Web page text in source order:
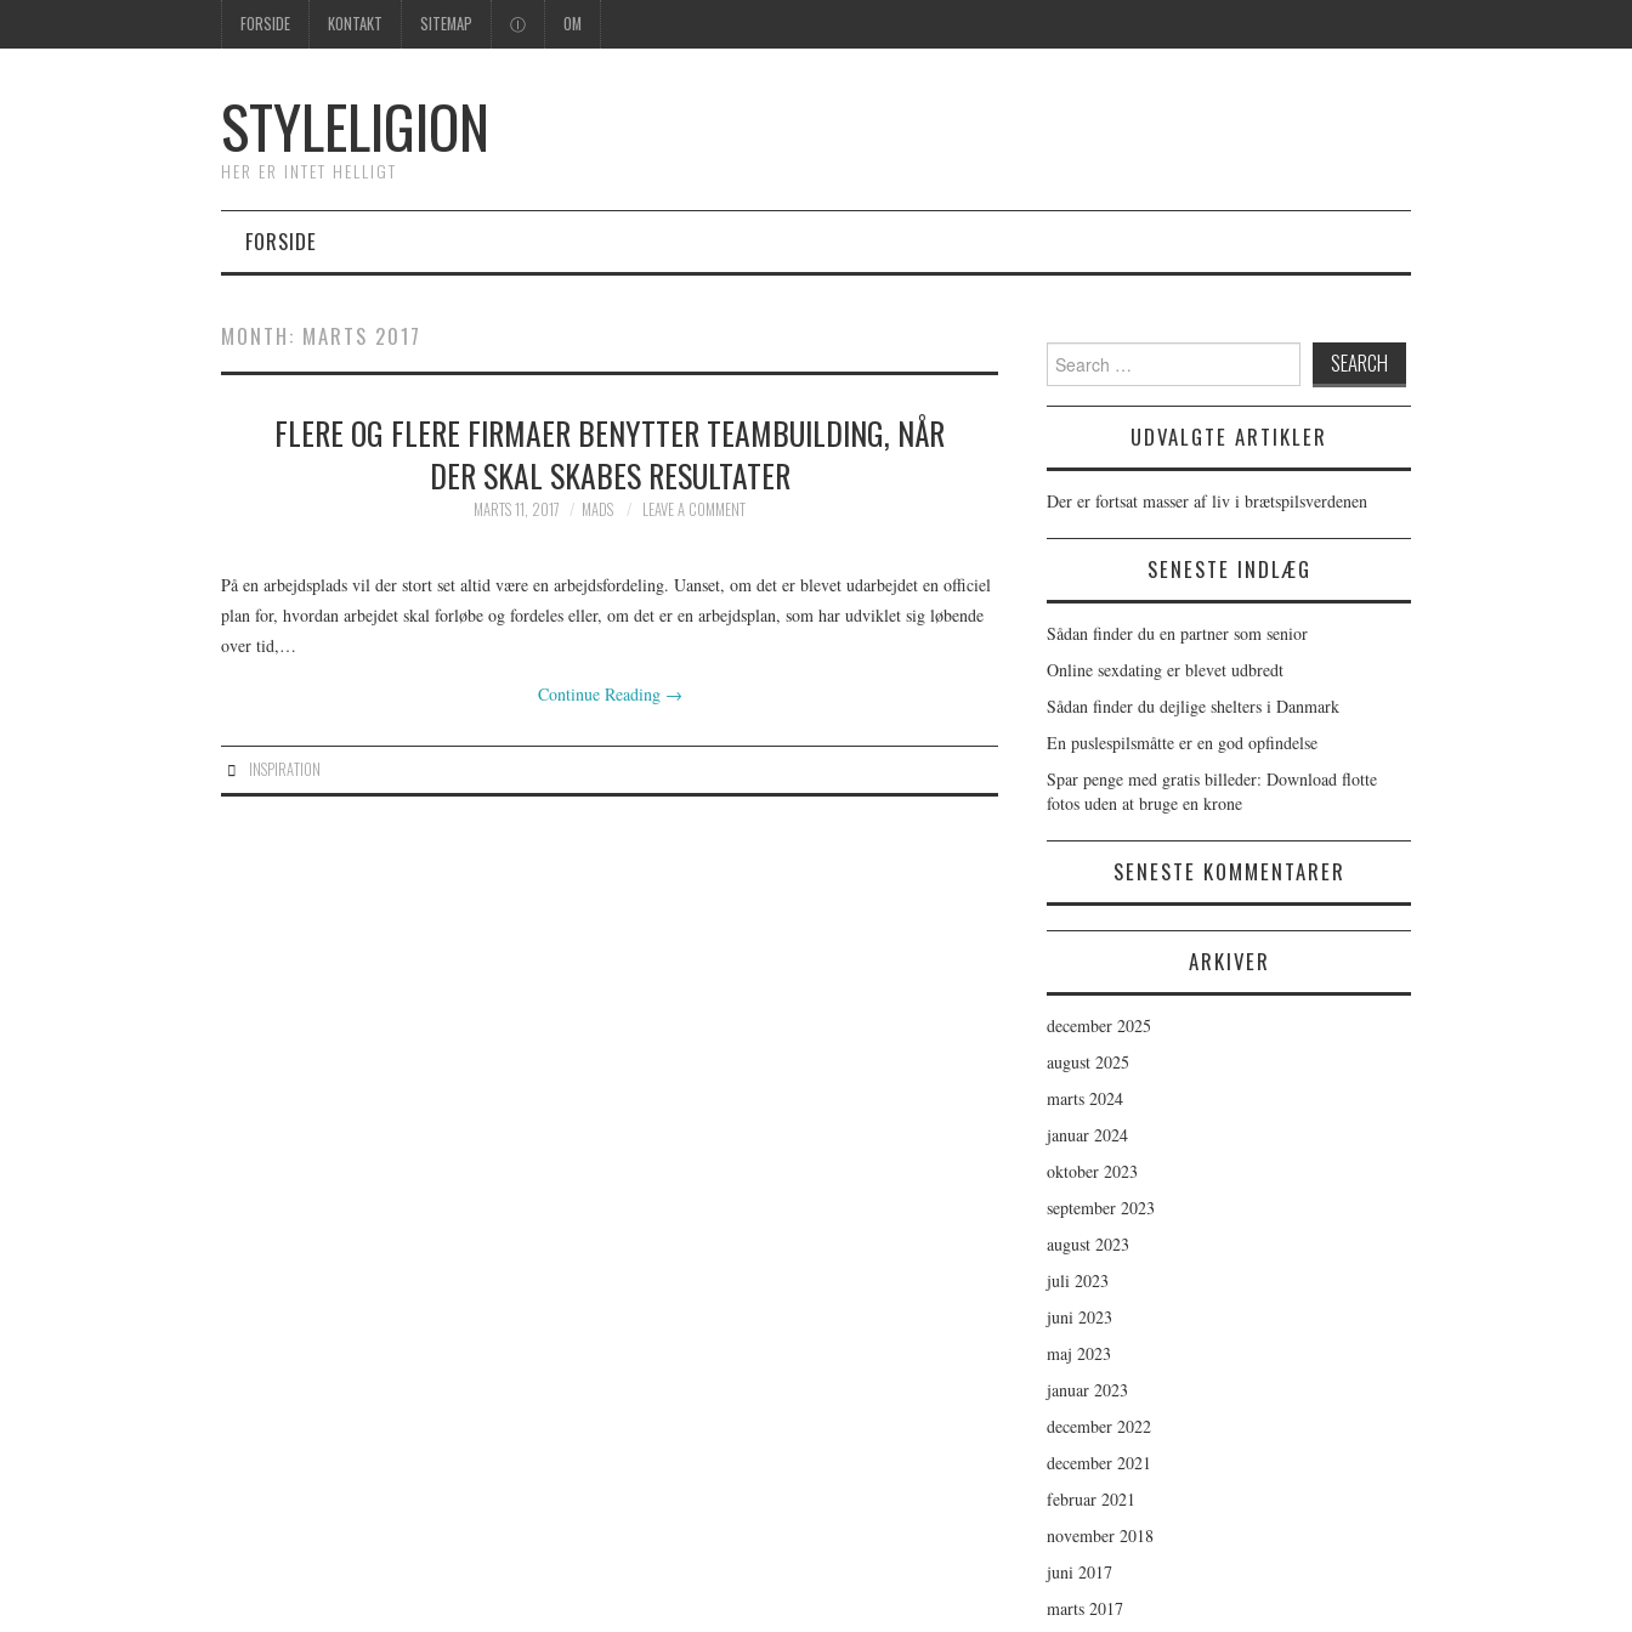
FORSIDE KONTAKT SITEMAP Ⓘ OM
STYLELIGION
HER ER INTET HELLIGT
FORSIDE
MONTH: MARTS 2017
FLERE OG FLERE FIRMAER BENYTTER TEAMBUILDING, NÅR
DER SKAL SKABES RESULTATER
MARTS 11, 2017 MADS LEAVE A COMMENT
På en arbejdsplads vil der stort set altid være en arbejdsfordeling. Uanset, om det er blevet udarbejdet en officiel
plan for, hvordan arbejdet skal forløbe og fordeles eller, om det er en arbejdsplan, som har udviklet sig løbende
over tid,…
Continue Reading →
INSPIRATION
Search
for:
UDVALGTE ARTIKLER
Der er fortsat masser af liv i brætspilsverdenen
SENESTE INDLÆG
Sådan finder du en partner som senior
Online sexdating er blevet udbredt
Sådan finder du dejlige shelters i Danmark
En puslespilsmåtte er en god opfindelse
Spar penge med gratis billeder: Download flotte
fotos uden at bruge en krone
SENESTE KOMMENTARER
ARKIVER
december 2025
august 2025
marts 2024
januar 2024
oktober 2023
september 2023
august 2023
juli 2023
juni 2023
maj 2023
januar 2023
december 2022
december 2021
februar 2021
november 2018
juni 2017
marts 2017